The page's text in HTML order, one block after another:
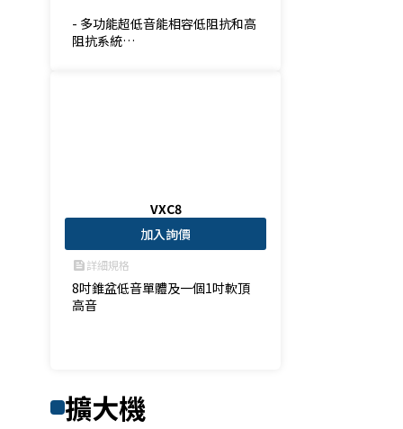
- 多功能超低音能相容低阻抗和高
阻抗系統
VXC8
加入詢價
feed詳細規格
8吋錐盆低音單體及一個1吋軟頂
高音
擴大機